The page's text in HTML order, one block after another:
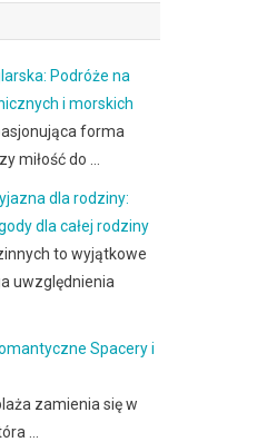
Podróże na
i morskich
forma
miłość do …
dla rodziny:
dla całej rodziny
to wyjątkowe
uwzględnienia
Spacery i
zamienia się w
…